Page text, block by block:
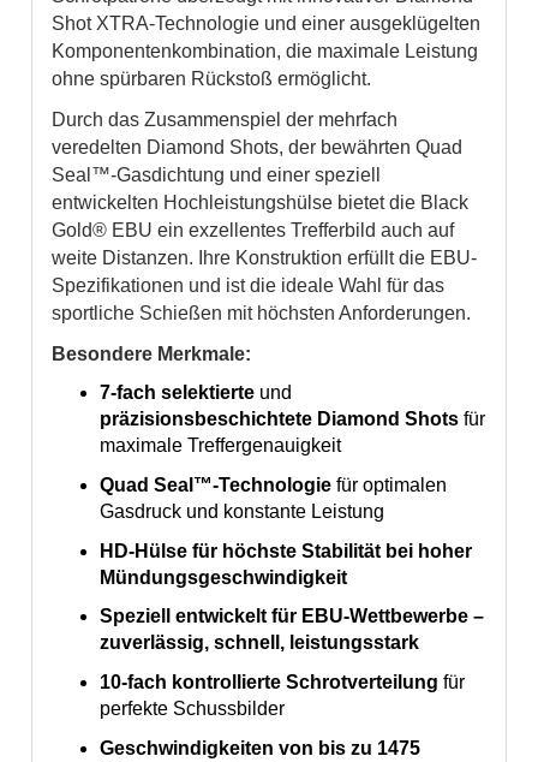
Shot XTRA-Technologie und einer ausgeklügelten
Komponentenkombination, die maximale Leistung
ohne spürbaren Rückstoß ermöglicht.
Durch das Zusammenspiel der mehrfach
veredelten Diamond Shots, der bewährten Quad
Seal™-Gasdichtung und einer speziell
entwickelten Hochleistungshülse bietet die Black
Gold® EBU ein exzellentes Trefferbild auch auf
weite Distanzen. Ihre Konstruktion erfüllt die EBU-
Spezifikationen und ist die ideale Wahl für das
sportliche Schießen mit höchsten Anforderungen.
Besondere Merkmale:
7-fach selektierte und
präzisionsbeschichtete Diamond Shotsfür
maximale Treffergenauigkeit
Quad Seal™-Technologiefür optimalen
Gasdruck und konstante Leistung
HD-Hülsefür höchste Stabilität bei hoher
Mündungsgeschwindigkeit
Speziell entwickelt für EBU-Wettbewerbe–
zuverlässig, schnell, leistungsstark
10-fach kontrollierte Schrotverteilungfür
perfekte Schussbilder
Geschwindigkeiten von bis zu 1475